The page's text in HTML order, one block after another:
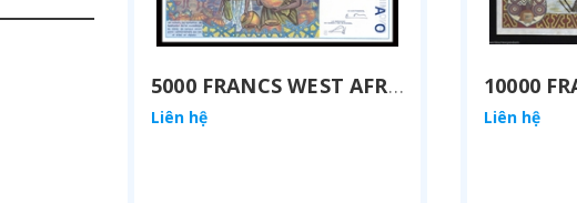
5000 FRANCS WEST AFRICAN STATES 2002
Liên hệ Liên hệ